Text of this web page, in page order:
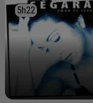
5h22
5h22